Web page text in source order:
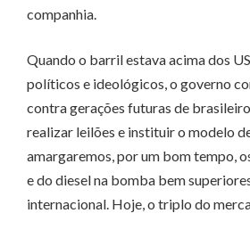
companhia.
Quando o barril estava acima dos
políticos e ideológicos, o governo
contra gerações futuras de
realizar leilões e instituir o modelo
amargaremos, por um bom tempo,
e do diesel na bomba bem
internacional. Hoje, o triplo do